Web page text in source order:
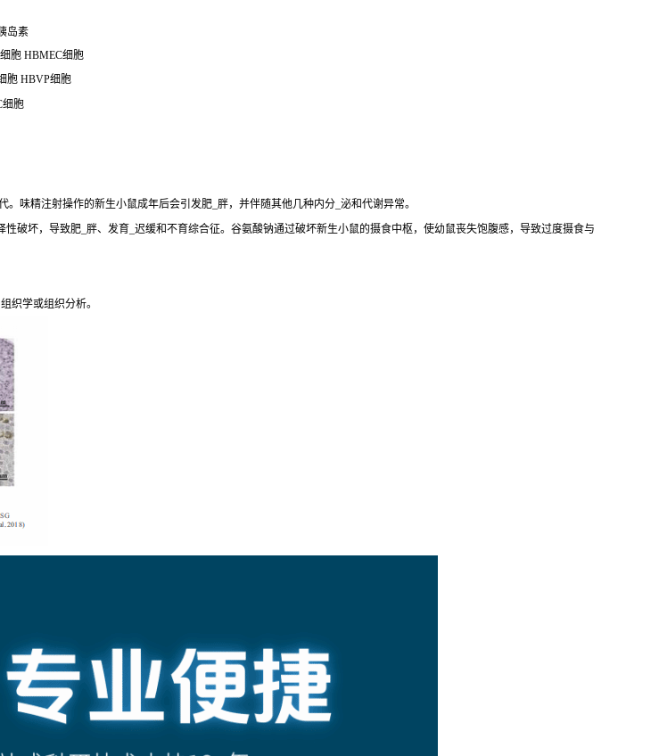
岛素
胞 HBMEC细胞
胞 HBVP细胞
细胞
味精注射操作的新生小鼠成年后会引发肥_胖，并伴随其他几种内分_泌和代谢异常。
破坏，导致肥_胖、发育_迟缓和不育综合征。谷氨酸钠通过破坏新生小鼠的摄食中枢，使幼鼠丧失饱腹感，导致过度摄食与
织学或组织分析。